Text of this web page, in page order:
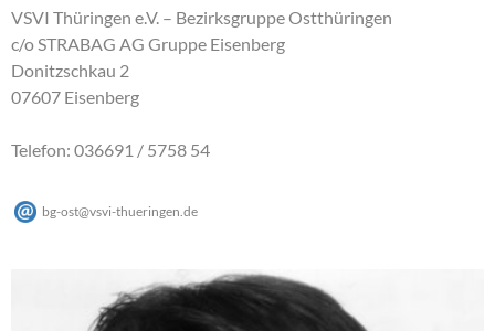
VSVI Thüringen e.V. – Bezirksgruppe Ostthüringen
c/o STRABAG AG Gruppe Eisenberg
Donitzschkau 2
07607 Eisenberg
Telefon: 036691 / 5758 54
bg-ost@vsvi-thueringen de